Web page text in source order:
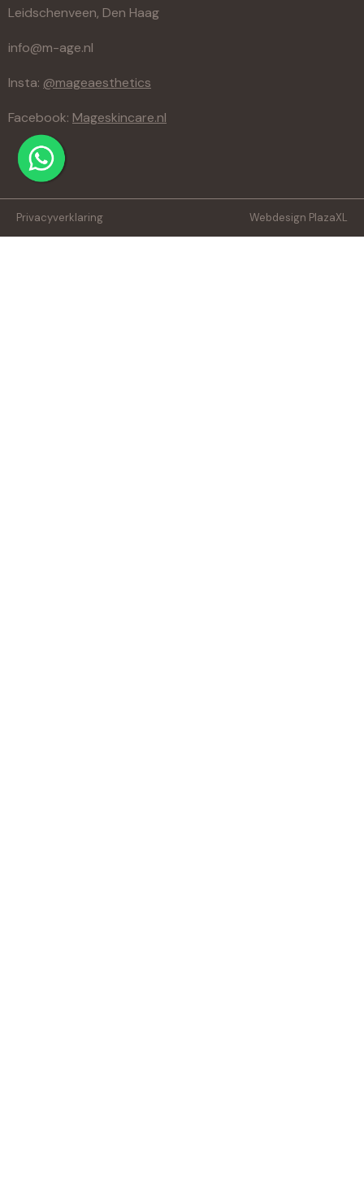
Leidschenveen, Den Haag
info@m-age.nl
Insta: @mageaesthetics
Facebook: Mageskincare.nl
Privacyverklaring Webdesign PlazaXL